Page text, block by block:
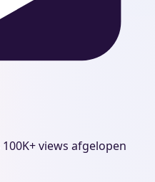
100K+ views afgelopen